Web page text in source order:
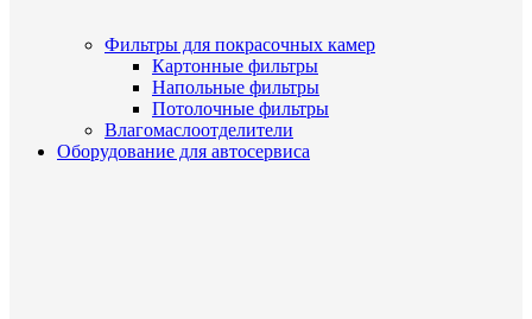
Фильтры для покрасочных камер
Картонные фильтры
Напольные фильтры
Потолочные фильтры
Влагомаслоотделители
Оборудование для автосервиса